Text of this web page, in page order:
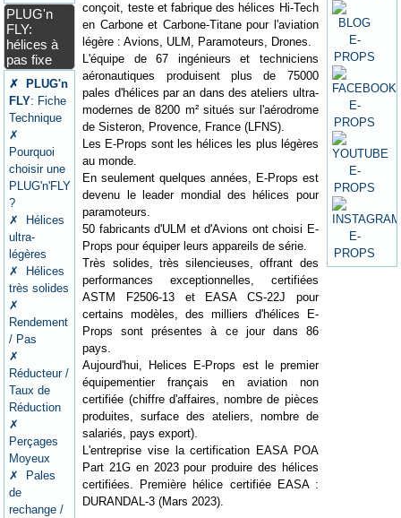
PLUG'n
FLY:
hélices à
pas fixe
✗ PLUG'n
FLY: Fiche
Technique
✗
Pourquoi
choisir une
PLUG'n'FLY
?
✗ Hélices
ultra-
légères
✗ Hélices
très solides
✗
Rendement
/ Pas
✗
Réducteur /
Taux de
Réduction
✗
Perçages
Moyeux
✗ Pales
de
rechange /
conçoit, teste et fabrique des hélices Hi-Tech
en Carbone et Carbone-Titane pour l'aviation
légère : Avions, ULM, Paramoteurs, Drones.
L'équipe de 67 ingénieurs et techniciens
aéronautiques produisent plus de 75000
pales d'hélices par an dans des ateliers ultra-
modernes de 8200 m² situés sur l'aérodrome
de Sisteron, Provence, France (LFNS).
Les E-Props sont les hélices les plus légères
au monde.
En seulement quelques années, E-Props est
devenu le leader mondial des hélices pour
paramoteurs.
50 fabricants d'ULM et d'Avions ont choisi E-
Props pour équiper leurs appareils de série.
Très solides, très silencieuses, offrant des
performances exceptionnelles, certifiées
ASTM F2506-13 et EASA CS-22J pour
certains modèles, des milliers d'hélices E-
Props sont présentes à ce jour dans 86
pays.
Aujourd'hui, Helices E-Props est le premier
équipementier français en aviation non
certifiée (chiffre d'affaires, nombre de pièces
produites, surface des ateliers, nombre de
salariés, pays export).
L'entreprise vise la certification EASA POA
Part 21G en 2023 pour produire des hélices
certifiées. Première hélice certifiée EASA :
DURANDAL-3 (Mars 2023).